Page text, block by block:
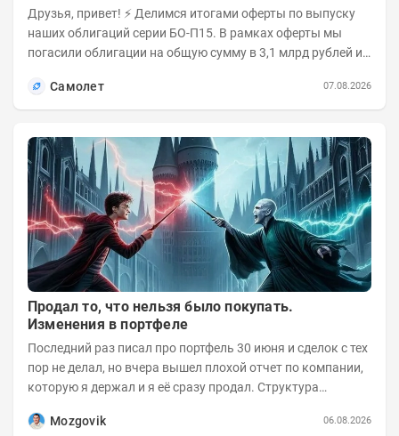
Друзья, привет! ⚡️ Делимся итогами оферты по выпуску
наших облигаций серии БО-П15. В рамках оферты мы
погасили облигации на общую сумму в 3,1 млрд рублей из
Самолет
07.08.2026
Продал то, что нельзя было покупать.
Изменения в портфеле
Последний раз писал про портфель 30 июня и сделок с тех
пор не делал, но вчера вышел плохой отчет по компании,
которую я держал и я её сразу продал. Структура
Mozgovik
06.08.2026